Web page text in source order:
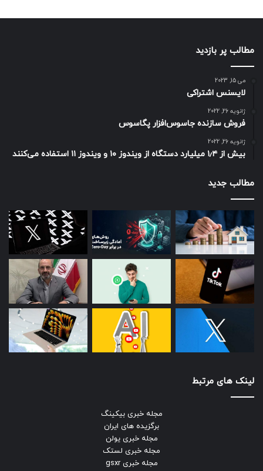
مطالب پر بازدید
می 15, 2023
لایسنس اشتراکی
ژانویه 26, 2022
فروش سازنده جاسوس‌افزار پگاسوس
ژانویه 26, 2022
بیش از ۱٫۴ میلیارد دستگاه از ویندوز ۱۰ و ویندوز ۱۱ استفاده می‌کنند
مطالب جدید
لینک های مرتبط
مجله خبری بیکینگ
برگزیده های ایران
مجله خبری یولن
مجله خبری لستک
مجله خبری gsxr